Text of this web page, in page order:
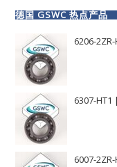
德国 GSWC 热点产品
6206-
6307-HT1
6007-